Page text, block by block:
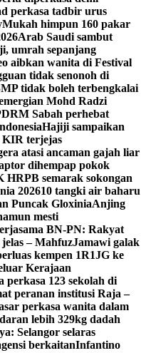
perkasa tadbir urus
Mukah himpun 160 pakar
Arab Saudi sambut
umrah sepanjang
aibkan wanita di Festival
tidak senonoh di
tidak boleh terbengkalai
Mohd Radzi
Sabah perhebat
Hajiji sampaikan
KIR terjejas
atasi ancaman gajah liar
dihempap pokok
HRPB semarak sokongan
202610 tangki air baharu
Puncak GloxiniaAnjing
mesti
BN-PN: Rakyat
– MahfuzJamawi galak
kempen 1R1JG ke
Kerajaan
123 sekolah di
peranan institusi Raja –
perkasa wanita dalam
lebih 329kg dadah
Selangor selaras
berkaitanInfantino